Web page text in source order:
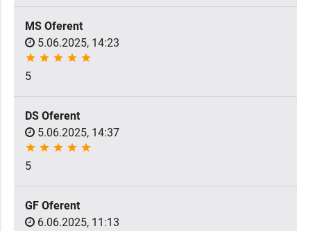
MS Oferent
5.06.2025, 14:23
star star star star star
5
DS Oferent
5.06.2025, 14:37
star star star star star
5
GF Oferent
6.06.2025, 11:13